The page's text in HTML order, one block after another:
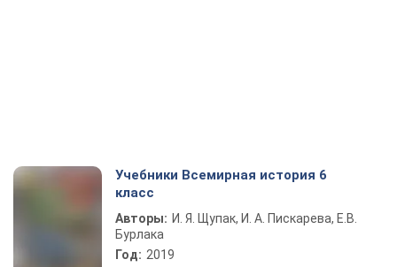
Учебники Всемирная история 6
класс
Авторы: И. Я. Щупак, И. А. Пискарева, Е.В.
Бурлака
Год: 2019